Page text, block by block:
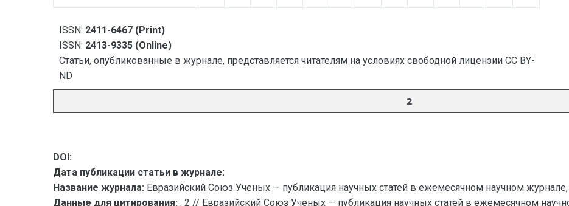
ISSN: 2411-6467 (Print)
ISSN: 2413-9335 (Online)
Статьи, опубликованные в журнале, представляется читателям на условиях свободной лицензии CC BY-
ND
2
DOI:
Дата публикации статьи в журнале:
Название журнала: Евразийский Союз Ученых — публикация научных статей в ежемесячном научном журнале,
Данные для цитирования: . 2 // Евразийский Союз Ученых — публикация научных статей в ежемесячном